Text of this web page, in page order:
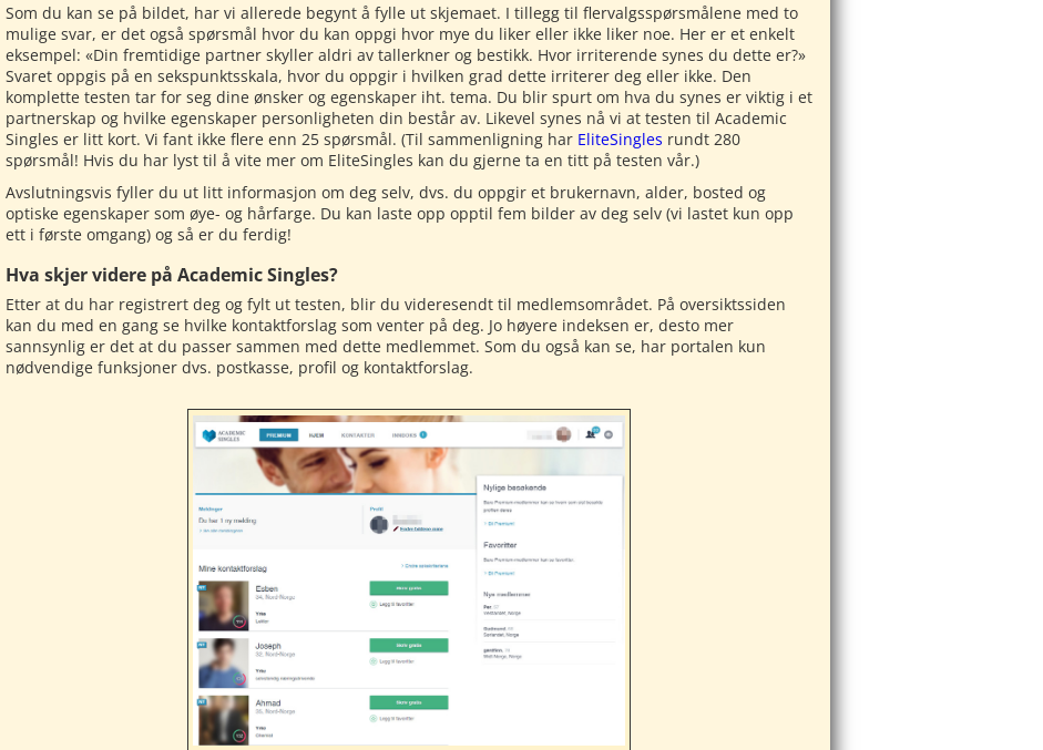
Som du kan se på bildet, har vi allerede begynt å fylle ut skjemaet. I tillegg til flervalgsspørsmålene med to
mulige svar, er det også spørsmål hvor du kan oppgi hvor mye du liker eller ikke liker noe. Her er et enkelt
eksempel: «Din fremtidige partner skyller aldri av tallerkner og bestikk. Hvor irriterende synes du dette er?»
Svaret oppgis på en sekspunktsskala, hvor du oppgir i hvilken grad dette irriterer deg eller ikke. Den
komplette testen tar for seg dine ønsker og egenskaper iht. tema. Du blir spurt om hva du synes er viktig i et
partnerskap og hvilke egenskaper personligheten din består av. Likevel synes nå vi at testen til Academic
Singles er litt kort. Vi fant ikke flere enn 25 spørsmål. (Til sammenligning har EliteSingles rundt 280
spørsmål! Hvis du har lyst til å vite mer om EliteSingles kan du gjerne ta en titt på testen vår.)
Avslutningsvis fyller du ut litt informasjon om deg selv, dvs. du oppgir et brukernavn, alder, bosted og
optiske egenskaper som øye- og hårfarge. Du kan laste opp opptil fem bilder av deg selv (vi lastet kun opp
ett i første omgang) og så er du ferdig!
Hva skjer videre på Academic Singles?
Etter at du har registrert deg og fylt ut testen, blir du videresendt til medlemsområdet. På oversiktssiden
kan du med en gang se hvilke kontaktforslag som venter på deg. Jo høyere indeksen er, desto mer
sannsynlig er det at du passer sammen med dette medlemmet. Som du også kan se, har portalen kun
nødvendige funksjoner dvs. postkasse, profil og kontaktforslag.